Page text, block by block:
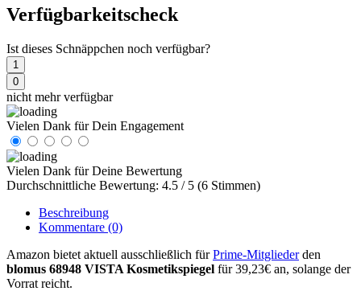
Verfügbarkeitscheck
Ist dieses Schnäppchen noch verfügbar?
1
0
nicht mehr verfügbar
Vielen Dank für Dein Engagement
Vielen Dank für Deine Bewertung
Durchschnittliche Bewertung: 4.5 / 5 (6 Stimmen)
Beschreibung
Kommentare (0)
Amazon bietet aktuell ausschließlich fürPrime-Mitgliederden
blomus 68948 VISTA Kosmetikspiegel für 39,23€ an, solange der
Vorrat reicht.